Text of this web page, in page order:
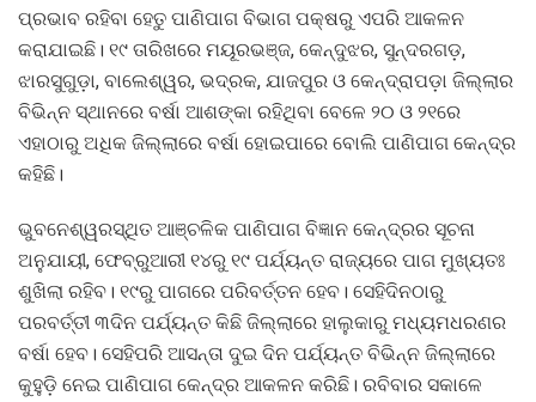
ପ୍ରଭାବ ରହିବା ହେତୁ ପାଣିପାଗ ବିଭାଗ ପକ୍ଷରୁ ଏପରି ଆକଳନ
କରାଯାଇଛି। ୧୯ ତାରିଖରେ ମୟୂରଭଞ୍ଜ, କେନ୍ଦୁଝର, ସୁନ୍ଦରଗଡ଼,
ଝାରସୁଗୁଡ଼ା, ବାଲେଶ୍ୱର, ଭଦ୍ରକ, ଯାଜପୁର ଓ କେନ୍ଦ୍ରାପଡ଼ା ଜିଲ୍ଲାର
ବିଭିନ୍ନ ସ୍ଥାନରେ ବର୍ଷା ଆଶଙ୍କା ରହିଥିବା ବେଳେ ୨୦ ଓ ୨୧ରେ
ଏହାଠାରୁ ଅଧିକ ଜିଲ୍ଲାରେ ବର୍ଷା ହୋଇପାରେ ବୋଲି ପାଣିପାଗ କେନ୍ଦ୍ର
କହିଛି।
ଭୁବନେଶ୍ୱରସ୍ଥିତ ଆଞ୍ଚଳିକ ପାଣିପାଗ ବିଜ୍ଞାନ କେନ୍ଦ୍ରର ସୂଚନା
ଅନୁଯାୟୀ, ଫେବ୍ରୁଆରୀ ୧୪ରୁ ୧୯ ପର୍ଯ୍ୟନ୍ତ ରାଜ୍ୟରେ ପାଗ ମୁଖ୍ୟତଃ
ଶୁଖିଲା ରହିବ। ୧୯ରୁ ପାଗରେ ପରିବର୍ତ୍ତନ ହେବ। ସେହିଦିନଠାରୁ
ପରବର୍ତ୍ତୀ ୩ଦିନ ପର୍ଯ୍ୟନ୍ତ କିଛି ଜିଲ୍ଲାରେ ହାଲୁକାରୁ ମଧ୍ୟମଧରଣର
ବର୍ଷା ହେବ। ‌‌ସେହିପରି ଆସନ୍ତା ଦୁଇ ଦିନ ପର୍ଯ୍ୟନ୍ତ ବିଭିନ୍ନ ଜିଲ୍ଲାରେ
କୁହୁଡ଼ି ନେଇ ପାଣିପାଗ କେନ୍ଦ୍ର ଆକଳନ କରିଛି। ରବିବାର ସକାଳେ